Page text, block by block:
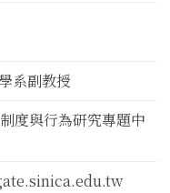
系副教授
度與行為研究專題中